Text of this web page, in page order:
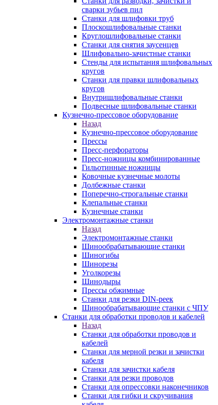
сварки зубьев пил
Станки для шлифовки труб
Плоскошлифовальные станки
Круглошлифовальные станки
Станки для снятия заусенцев
Шлифовально-зачистные станки
Стенды для испытания шлифовальных
кругов
Станки для правки шлифовальных
кругов
Внутришлифовальные станки
Подвесные шлифовальные станки
Кузнечно-прессовое оборудование
Назад
Кузнечно-прессовое оборудование
Прессы
Пресс-перфораторы
Пресс-ножницы комбинированные
Гильотинные ножницы
Ковочные кузнечные молоты
Долбежные станки
Поперечно-строгальные станки
Клепальные станки
Кузнечные станки
Электромонтажные станки
Назад
Электромонтажные станки
Шинообрабатывающие станки
Шиногибы
Шинорезы
Уголкорезы
Шинодыры
Прессы обжимные
Станки для резки DIN-реек
Шинообрабатывающие станки с ЧПУ
Станки для обработки проводов и кабелей
Назад
Станки для обработки проводов и
кабелей
Станки для мерной резки и зачистки
кабеля
Станки для зачистки кабеля
Станки для резки проводов
Станки для опрессовки наконечников
Станки для гибки и скручивания